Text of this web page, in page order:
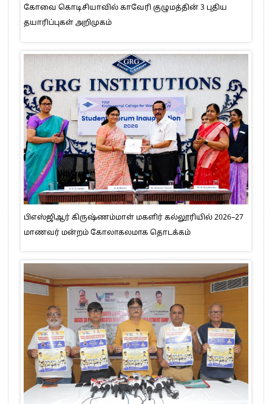
கோவை கொடிசியாவில் காவேரி குழுமத்தின் 3 புதிய
தயாரிப்புகள் அறிமுகம்
பிஎஸ்ஜிஆர் கிருஷ்ணம்மாள் மகளிர் கல்லூரியில் 2026–27
மாணவர் மன்றம் கோலாகலமாக தொடக்கம்